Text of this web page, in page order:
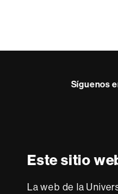
Este sitio
La web de la
Síguenos